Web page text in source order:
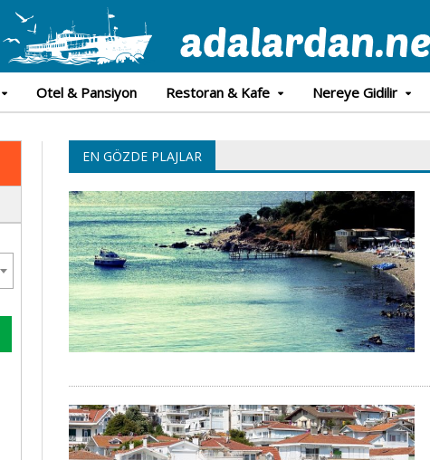
Otel & Pansiyon Restoran & Kafe Nereye Gidilir
EN GÖZDE PLAJLAR